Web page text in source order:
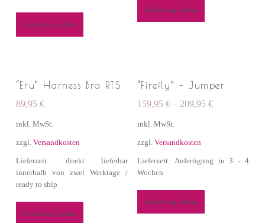
Ausführung wählen
Ausführung wählen
“Eru” Harness Bra RTS
89,95 €
inkl. MwSt.
zzgl. Versandkosten
Lieferzeit: direkt lieferbar
innerhalb von zwei Werktage /
ready to ship
Ausführung wählen
“Firefly” – Jumper
159,95 €– 209,95 €
inkl. MwSt.
zzgl. Versandkosten
Lieferzeit: Anfertigung in 3 - 4
Wochen
Ausführung wählen